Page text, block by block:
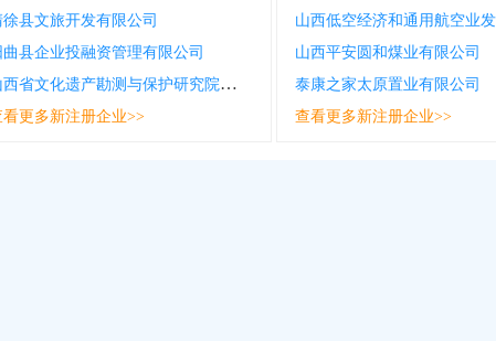
徐县文旅开发有限公司
曲县企业投融资管理有限公司
山西省文化遗产勘测与保护研究院有限责任公司
看更多新注册企业>>
山西平安圆和煤业有限公司
泰康之家太原置业有限公司
查看更多新注册企业>>